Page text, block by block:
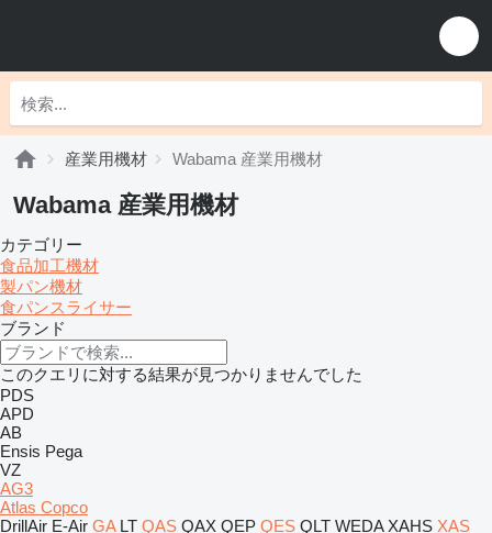
産業用機材 Wabama 産業用機材
Wabama 産業用機材
カテゴリー
食品加工機材
製パン機材
食パンスライサー
ブランド
このクエリに対する結果が見つかりませんでした
PDS
APD
AB
Ensis Pega
VZ
AG3
Atlas Copco
DrillAir E-Air GA LT QAS QAX QEP QES QLT WEDA XAHS XAS